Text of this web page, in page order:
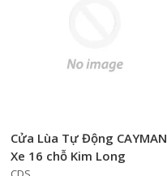
Cửa Lùa Tự Động CAYMAN
Xe 16 chỗ Kim Long